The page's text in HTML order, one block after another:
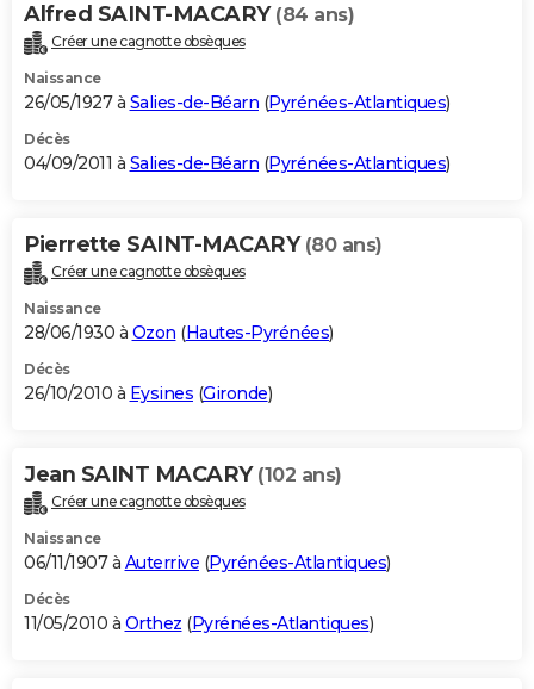
Alfred SAINT-MACARY (84 ans)
Créer une cagnotte obsèques
Naissance
26/05/1927 à Salies-de-Béarn (Pyrénées-Atlantiques)
Décès
04/09/2011 à Salies-de-Béarn (Pyrénées-Atlantiques)
Pierrette SAINT-MACARY (80 ans)
Créer une cagnotte obsèques
Naissance
28/06/1930 à Ozon (Hautes-Pyrénées)
Décès
26/10/2010 à Eysines (Gironde)
Jean SAINT MACARY (102 ans)
Créer une cagnotte obsèques
Naissance
06/11/1907 à Auterrive (Pyrénées-Atlantiques)
Décès
11/05/2010 à Orthez (Pyrénées-Atlantiques)